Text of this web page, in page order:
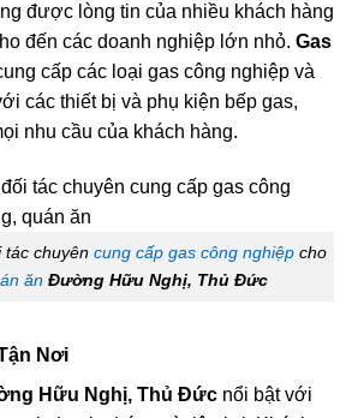
được lòng tin của nhiều khách hàng
đến các doanh nghiệp lớn nhỏ. Gas
cấp các loại gas công nghiệp và
các thiết bị và phụ kiện bếp gas,
nhu cầu của khách hàng.
tác chuyên cung cấp gas công nghiệp cho
ăn Đường Hữu Nghị, Thủ Đức
Nơi
Hữu Nghị, Thủ Đức nổi bật với